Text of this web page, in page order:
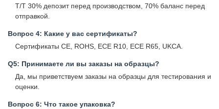
T/T 30% депозит перед производством, 70% баланс перед
отправкой.
Вопрос 4: Какие у вас сертификаты?
Сертификаты CE, ROHS, ECE R10, ECE R65, UKCA.
Q5: Принимаете ли вы заказы на образцы?
Да, мы приветствуем заказы на образцы для тестирования и
оценки.
Вопрос 6: Что такое упаковка?